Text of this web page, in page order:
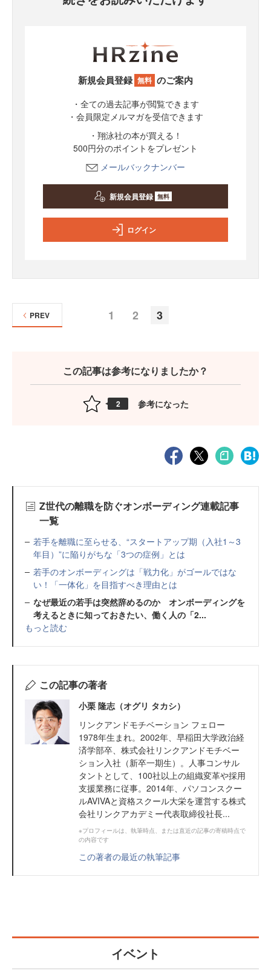
新規会員登録 無料 のご案内
・全ての過去記事が閲覧できます
・会員限定メルマガを受信できます
・翔泳社の本が買える！
500円分のポイントをプレゼント
メールバックナンバー
新規会員登録 無料
ログイン
1 2 3
PREV
この記事は参考になりましたか？
2 参考になった
Z世代の離職を防ぐオンボーディング連載記事
一覧
若手を離職に至らせる、“スタートアップ期（入社1～3
年目）”に陥りがちな「3つの症例」とは
若手のオンボーディングは「戦力化」がゴールではな
い！「一体化」を目指すべき理由とは
なぜ最近の若手は突然辞めるのか オンボーディングを
考えるときに知っておきたい、働く人の「2...
もっと読む
この記事の著者
小栗 隆志（オグリ タカシ）
リンクアンドモチベーション フェロー
1978年生まれ。2002年、早稲田大学政治経
済学部卒、株式会社リンクアンドモチベー
ション入社（新卒一期生）。人事コンサル
タントとして、100社以上の組織変革や採用
支援業務に従事。2014年、パソコンスクー
ルAVIVAと資格スクール大栄を運営する株式
会社リンクアカデミー代表取締役社長...
※プロフィールは、執筆時点、または直近の記事の寄稿時点で
の内容です
この著者の最近の執筆記事
イベント